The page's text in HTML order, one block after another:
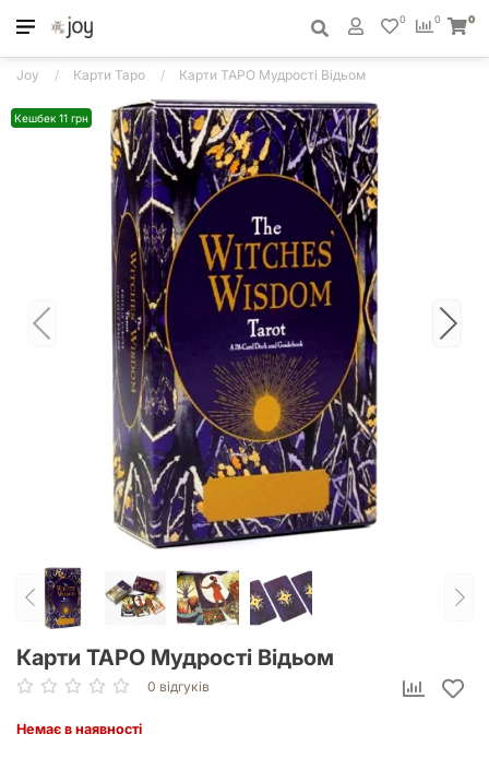
0
0 0
Joy Карти Таро Карти ТАРО Мудрості Відьом
Кешбек 11 грн
Карти ТАРО Мудрості Відьом
0 відгуків
Немає в наявності